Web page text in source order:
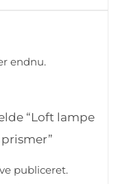
endnu.
“Loft lampe
prismer”
publiceret.